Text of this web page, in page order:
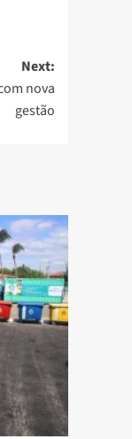
Next:
nova
gestão